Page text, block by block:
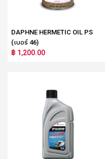
DAPHNE HERMETIC OIL PS
(เบอร์ 46)
฿ 1,200.00